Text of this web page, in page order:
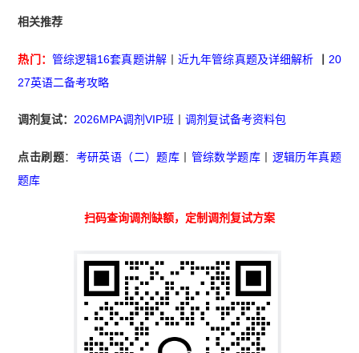
相关推荐
热门： 管综逻辑16套真题讲解丨近九年管综真题及详细解析 丨 20
27英语二备考攻略
调剂复试：2026MPA调剂VIP班 丨调剂复试备考资料包
点击刷题： 考研英语（二）题库 管综数学题库
逻辑历年真题
题库
扫码查询调剂缺额，定制调剂复试方案